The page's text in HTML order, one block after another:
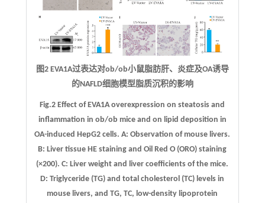
图2 EVA1A过表达对ob/ob小鼠脂肪肝、炎症及OA诱导
的NAFLD细胞模型脂质沉积的影响
Fig.2 Effect of EVA1A overexpression on steatosis and
inflammation in ob/ob mice and on lipid deposition in
OA-induced HepG2 cells.A: Observation of mouse livers.
B: Liver tissue HE staining and Oil Red O (ORO) staining
(×200).C: Liver weight and liver coefficients of the mice.
D: Triglyceride (TG) and total cholesterol (TC) levels in
mouse livers, and TG, TC, low-density lipoprotein